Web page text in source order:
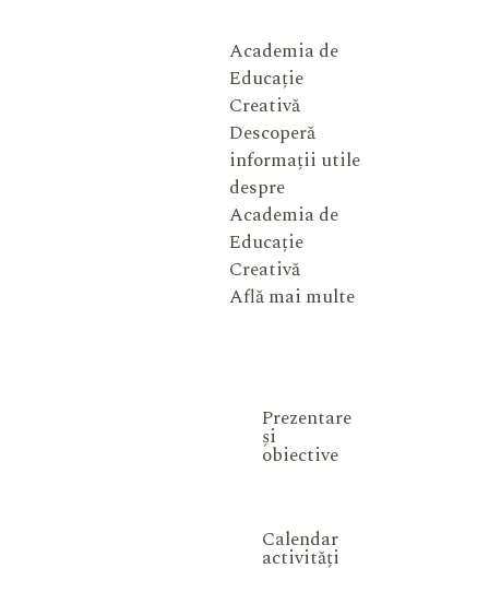
Academia de
Educație
Creativă
Descoperă
informații utile
despre
Academia de
Educație
Creativă
Află mai multe
Prezentare
și
obiective
Calendar
activități